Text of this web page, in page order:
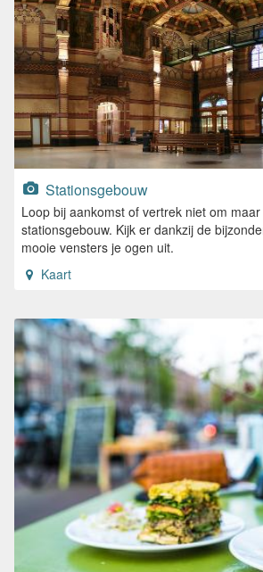
Stationsgebouw
Loop bij aankomst of vertrek niet om
stationsgebouw. Kijk er dankzij de
mooie vensters je ogen uit.
Kaart